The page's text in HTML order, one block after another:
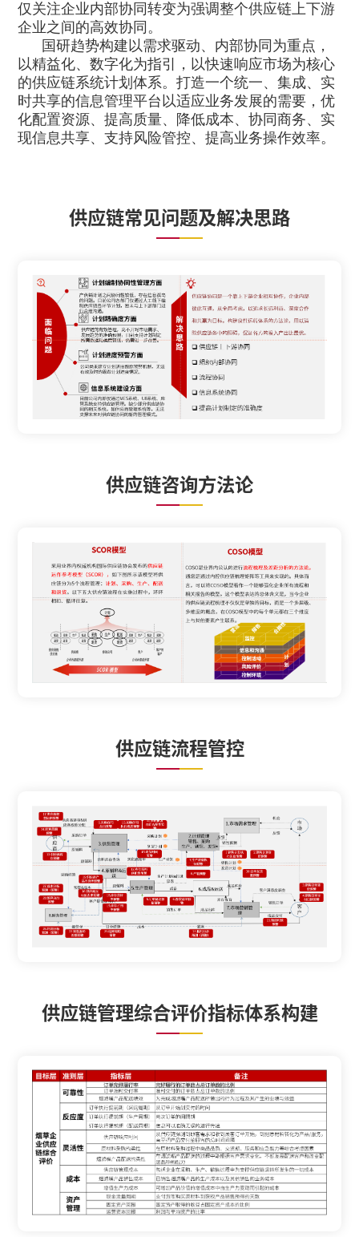
仅关注企业内部协同转变为强调整个供应链上下游
企业之间的高效协同。
国研趋势构建以需求驱动、内部协同为重点，
以精益化、数字化为指引，以快速响应市场为核心
的供应链系统计划体系。打造一个统一、集成、实
时共享的信息管理平台以适应业务发展的需要，优
化配置资源、提高质量、降低成本、协同商务、实
现信息共享、支持风险管控、提高业务操作效率。
供应链常见问题及解决思路
供应链咨询方法论
供应链流程管控
供应链管理综合评价指标体系构建